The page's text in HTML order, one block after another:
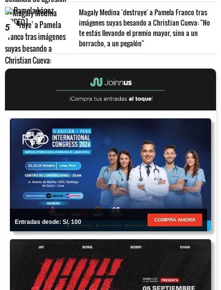
5
Magaly Medina 'destruye' a Pamela Franco tras
imágenes suyas besando a Christian Cueva: "No
te estás llevando el premio mayor, sino a un
borracho, a un pegalón"
Entradas desde: S/. 100 COMPRA AHORA